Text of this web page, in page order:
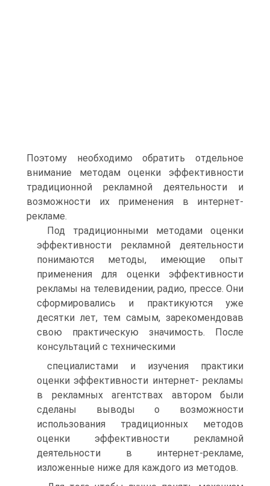
Поэтому необходимо обратить отдельное
внимание методам оценки эффективности
традиционной рекламной деятельности и
возможности их применения в интернет-
рекламе.
Под традиционными методами оценки
эффективности рекламной деятельности
понимаются методы, имеющие опыт
применения для оценки эффективности
рекламы на телевидении, радио, прессе. Они
сформировались и практикуются уже
десятки лет, тем самым, зарекомендовав
свою практическую значимость. После
консультаций с техническими
специалистами и изучения практики
оценки эффективности интернет- рекламы
в рекламных агентствах автором были
сделаны выводы о возможности
использования традиционных методов
оценки эффективности рекламной
деятельности в интернет-рекламе,
изложенные ниже для каждого из методов.